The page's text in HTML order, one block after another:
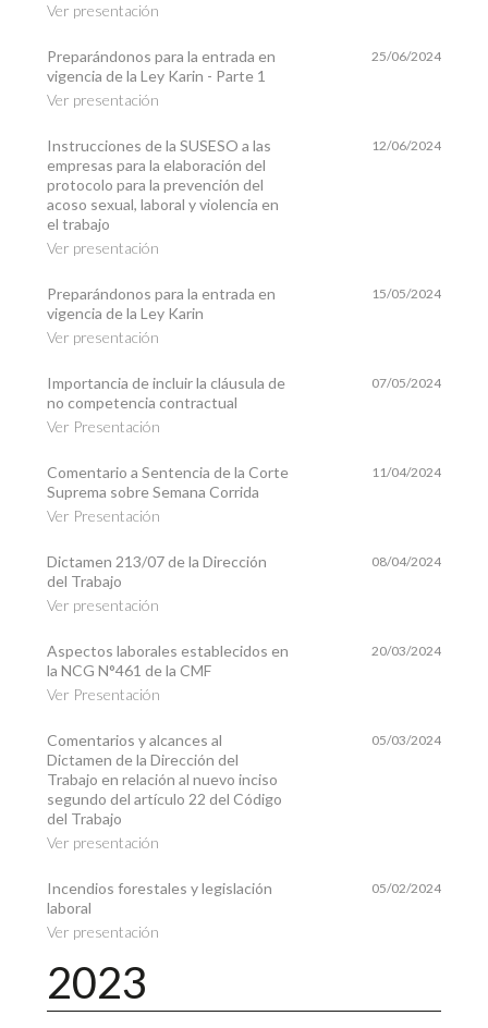
Ver presentación
Preparándonos para la entrada en
vigencia de la Ley Karin - Parte 1
Ver presentación
25/06/2024
Instrucciones de la SUSESO a las
empresas para la elaboración del
protocolo para la prevención del
acoso sexual, laboral y violencia en
el trabajo
Ver presentación
12/06/2024
Preparándonos para la entrada en
vigencia de la Ley Karin
Ver presentación
15/05/2024
Importancia de incluir la cláusula de
no competencia contractual
Ver Presentación
07/05/2024
Comentario a Sentencia de la Corte
Suprema sobre Semana Corrida
Ver Presentación
11/04/2024
Dictamen 213/07 de la Dirección
del Trabajo
Ver presentación
08/04/2024
Aspectos laborales establecidos en
la NCG N°461 de la CMF
Ver Presentación
20/03/2024
Comentarios y alcances al
Dictamen de la Dirección del
Trabajo en relación al nuevo inciso
segundo del artículo 22 del Código
del Trabajo
Ver presentación
05/03/2024
Incendios forestales y legislación
laboral
Ver presentación
05/02/2024
2023